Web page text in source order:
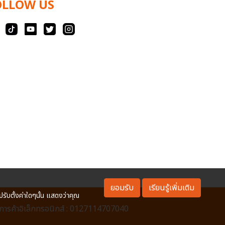
US
ค้าอิเล็กทรอนิกส์ : 0127114707040
รับตั้งค่าใดๆนั้น แสดงว่าคุณ
ยอมรับ เรียนรู้เพิ่มเติม